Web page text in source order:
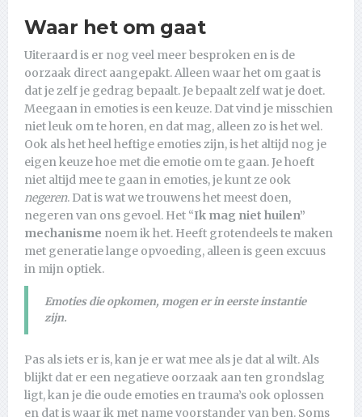
Waar het om gaat
Uiteraard is er nog veel meer besproken en is de
oorzaak direct aangepakt. Alleen waar het om gaat is
dat je zelf je gedrag bepaalt. Je bepaalt zelf wat je doet.
Meegaan in emoties is een keuze. Dat vind je misschien
niet leuk om te horen, en dat mag, alleen zo is het wel.
Ook als het heel heftige emoties zijn, is het altijd nog je
eigen keuze hoe met die emotie om te gaan. Je hoeft
niet altijd mee te gaan in emoties, je kunt ze ook
negeren. Dat is wat we trouwens het meest doen,
negeren van ons gevoel. Het “Ik mag niet huilen”
mechanisme noem ik het. Heeft grotendeels te maken
met generatie lange opvoeding, alleen is geen excuus
in mijn optiek.
Emoties die opkomen, mogen er in eerste instantie
zijn.
Pas als iets er is, kan je er wat mee als je dat al wilt. Als
blijkt dat er een negatieve oorzaak aan ten grondslag
ligt, kan je die oude emoties en trauma’s ook oplossen
en dat is waar ik met name voorstander van ben. Soms